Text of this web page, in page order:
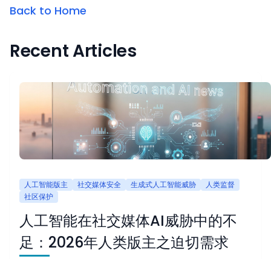
Back to Home
Recent Articles
人工智能版主 社交媒体安全 生成式人工智能威胁
人类监督
社区保护
人工智能在社交媒体AI威胁中的不
足：2026年人类版主之迫切需求